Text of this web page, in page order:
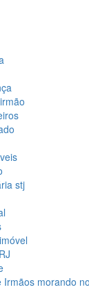
stj
Irmãos morando